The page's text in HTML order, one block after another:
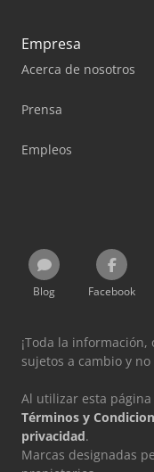
Empresa
Acerca de nosotros
Prensa
Empleos
Blog Facebook
¡Toda la
sujetos a cambio y
Al utilizar esta
Términos y
privacidad.
Marcas designadas